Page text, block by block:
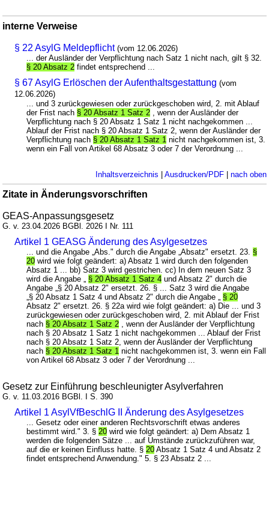
interne Verweise
§ 22 AsylG Meldepflicht (vom 12.06.2026)
... der Ausländer der Verpflichtung nach Satz 1 nicht nach, gilt § 32.
§ 20 Absatz 2 findet entsprechend ...
§ 67 AsylG Erlöschen der Aufenthaltsgestattung (vom
12.06.2026)
... und 3 zurückgewiesen oder zurückgeschoben wird, 2. mit Ablauf
der Frist nach § 20 Absatz 1 Satz 2 , wenn der Ausländer der
Verpflichtung nach § 20 Absatz 1 Satz 1 nicht nachgekommen ...
Ablauf der Frist nach § 20 Absatz 1 Satz 2, wenn der Ausländer der
Verpflichtung nach § 20 Absatz 1 Satz 1 nicht nachgekommen ist, 3.
wenn ein Fall von Artikel 68 Absatz 3 oder 7 der Verordnung ...
Inhaltsverzeichnis | Ausdrucken/PDF| nach oben
Zitate in Änderungsvorschriften
GEAS-Anpassungsgesetz
G. v. 23.04.2026 BGBl. 2026 I Nr. 111
Artikel 1 GEASG Änderung des Asylgesetzes
... und die Angabe „Abs." durch die Angabe „Absatz" ersetzt. 23. §
20 wird wie folgt geändert: a) Absatz 1 wird durch den folgenden
Absatz 1 ... bb) Satz 3 wird gestrichen. cc) In dem neuen Satz 3
wird die Angabe „ § 20 Absatz 1 Satz 4 und Absatz 2" durch die
Angabe „§ 20 Absatz 2" ersetzt. 26. § ... Satz 3 wird die Angabe
„§ 20 Absatz 1 Satz 4 und Absatz 2" durch die Angabe „ § 20
Absatz 2" ersetzt. 26. § 22a wird wie folgt geändert: a) Die ... und 3
zurückgewiesen oder zurückgeschoben wird, 2. mit Ablauf der Frist
nach § 20 Absatz 1 Satz 2 , wenn der Ausländer der Verpflichtung
nach § 20 Absatz 1 Satz 1 nicht nachgekommen ... Ablauf der Frist
nach § 20 Absatz 1 Satz 2, wenn der Ausländer der Verpflichtung
nach § 20 Absatz 1 Satz 1 nicht nachgekommen ist, 3. wenn ein Fall
von Artikel 68 Absatz 3 oder 7 der Verordnung ...
Gesetz zur Einführung beschleunigter Asylverfahren
G. v. 11.03.2016 BGBl. I S. 390
Artikel 1 AsylVfBeschlG II Änderung des Asylgesetzes
... Gesetz oder einer anderen Rechtsvorschrift etwas anderes
bestimmt wird." 3. § 20 wird wie folgt geändert: a) Dem Absatz 1
werden die folgenden Sätze ... auf Umstände zurückzuführen war,
auf die er keinen Einfluss hatte. § 20 Absatz 1 Satz 4 und Absatz 2
findet entsprechend Anwendung." 5. § 23 Absatz 2 ...